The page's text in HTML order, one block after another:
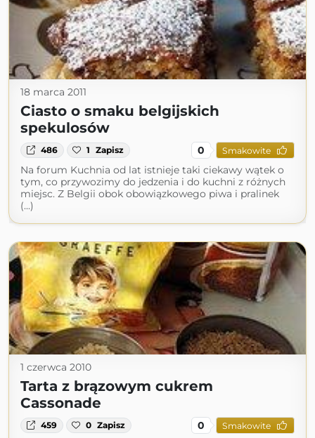
18 marca 2011
Ciasto o smaku belgijskich
spekulosów
486 1 Zapisz 0 Smakowite
Na forum Kuchnia od lat istnieje taki ciekawy wątek o
tym, co przywozimy do jedzenia i do kuchni z różnych
miejsc. Z Belgii obok obowiązkowego piwa i pralinek
(...)
1 czerwca 2010
Tarta z brązowym cukrem
Cassonade
459 0 Zapisz 0 Smakowite